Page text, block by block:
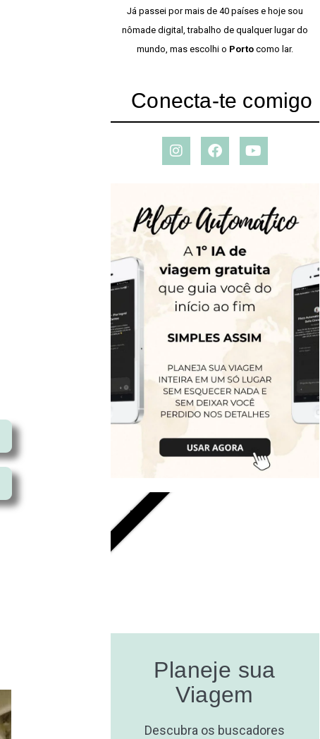
Já passei por mais de 40 países e hoje sou
nômade digital, trabalho de qualquer lugar do
mundo, mas escolhi o Portocomo lar.
Conecta-te comigo
Planeje sua
Viagem
Descubra os buscadores
GRÁTIS